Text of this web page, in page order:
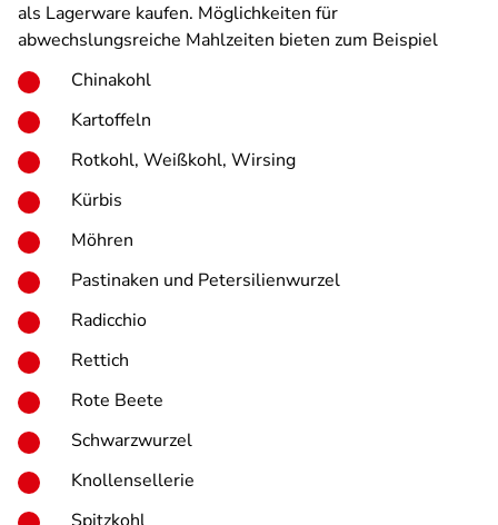
als Lagerware kaufen. Möglichkeiten für
abwechslungsreiche Mahlzeiten bieten zum Beispiel
Chinakohl
Kartoffeln
Rotkohl, Weißkohl, Wirsing
Kürbis
Möhren
Pastinaken und Petersilienwurzel
Radicchio
Rettich
Rote Beete
Schwarzwurzel
Knollensellerie